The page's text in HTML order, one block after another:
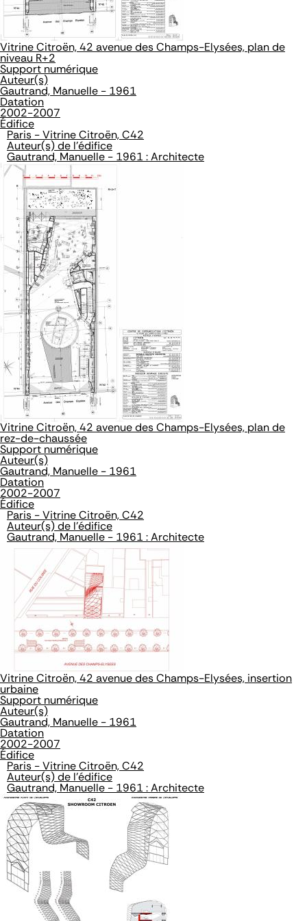
Vitrine Citroën, 42 avenue des Champs-Elysées, plan de
niveau R+2
Support numérique
Auteur(s)
Gautrand, Manuelle - 1961
Datation
2002-2007
Édifice
Paris - Vitrine Citroën, C42
Auteur(s) de l'édifice
Gautrand, Manuelle - 1961 : Architecte
Vitrine Citroën, 42 avenue des Champs-Elysées, plan de
rez-de-chaussée
Support numérique
Auteur(s)
Gautrand, Manuelle - 1961
Datation
2002-2007
Édifice
Paris - Vitrine Citroën, C42
Auteur(s) de l'édifice
Gautrand, Manuelle - 1961 : Architecte
Vitrine Citroën, 42 avenue des Champs-Elysées, insertion
urbaine
Support numérique
Auteur(s)
Gautrand, Manuelle - 1961
Datation
2002-2007
Édifice
Paris - Vitrine Citroën, C42
Auteur(s) de l'édifice
Gautrand, Manuelle - 1961 : Architecte